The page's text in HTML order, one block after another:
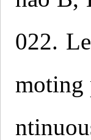
022.
moting